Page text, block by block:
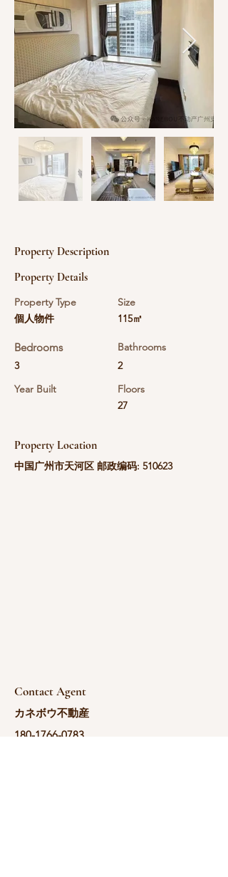
Property Description
Property Details
Property Type
個人物件
Bedrooms
3
Year Built
Size
115㎡
Bathrooms
2
Floors
27
Property Location
中国广州市天河区 邮政编码: 510623
Contact Agent
カネボウ不動産
180-1766-0783